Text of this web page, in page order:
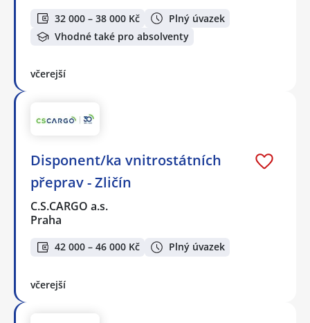
32 000 – 38 000 Kč
Plný úvazek
Vhodné také pro absolventy
včerejší
Disponent/ka vnitrostátních
přeprav - Zličín
C.S.CARGO a.s.
Praha
42 000 – 46 000 Kč Plný úvazek
včerejší